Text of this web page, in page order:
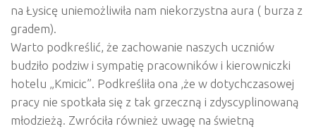
na Łysicę uniemożliwiła nam niekorzystna aura ( burza z
gradem).
Warto podkreślić, że zachowanie naszych uczniów
budziło podziw i sympatię pracowników i kierowniczki
hotelu „Kmicic”. Podkreśliła ona ,że w dotychczasowej
pracy nie spotkała się z tak grzeczną i zdyscyplinowaną
młodzieżą. Zwróciła również uwagę na świetną